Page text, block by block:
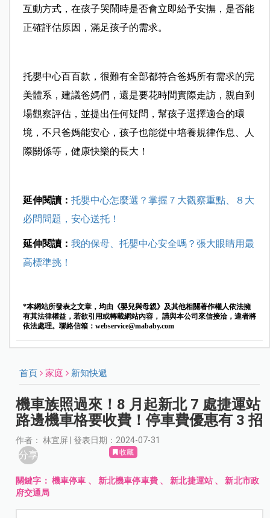
互動方式，在孩子哭鬧時是否會立即給予安撫，是否能
正確評估原因，滿足孩子的需求。
托嬰中心百百款，很難有全部都符合爸媽所有需求的完
美體系，建議爸媽們，還是要花時間實際走訪，親自到
場觀察評估，並提出任何疑問，幫孩子選擇適合的環
境，不只爸媽能安心，孩子也能從中培養規律作息、人
際關係等，健康快樂的長大！
延伸閱讀： 托嬰中心怎麼選？掌握７大觀察重點、８大
必問問題，安心送托！
延伸閱讀： 我的保母、托嬰中心安全嗎？張大眼睛用最
高標準挑！
*本網站所發表之文章，均由《嬰兒與母親》及其他相關著作權人依法擁
有其法律權益，若欲引用或轉載網站內容， 請與本公司來信接洽，違者將
依法處理。聯絡信箱： webservice@mababy.com
首頁 家庭 新知快遞
機車族照過來！8 月起新北 7 處捷運站
路邊機車格要收費！停車費優惠有 3 招
作者： 林宜屏 | 發表日期：2024-07-31
分享 收藏
關鍵字： 機車停車 、 新北機車停車費、 新北捷運站、 新北市政
府交通局